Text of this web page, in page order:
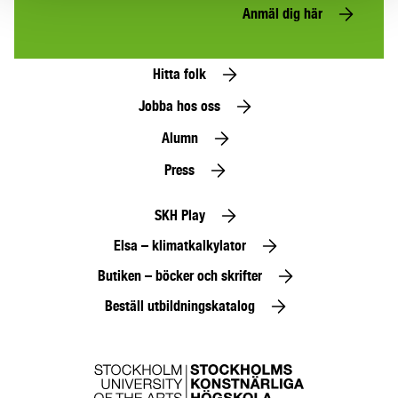
Anmäl dig här
Hitta folk
Jobba hos oss
Alumn
Press
SKH Play
Elsa – klimatkalkylator
Butiken – böcker och skrifter
Beställ utbildningskatalog